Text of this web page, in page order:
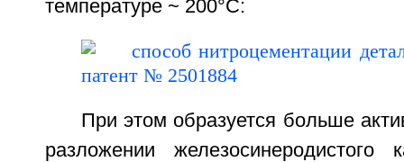
температуре ~ 200°C:
При этом образуется больше
разложении железосинеродистого